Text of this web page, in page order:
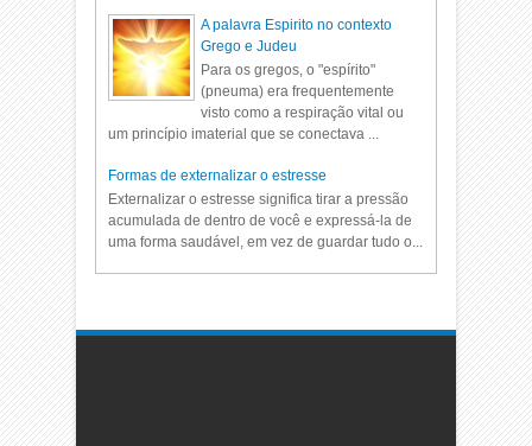
A palavra Espirito no contexto
Grego e Judeu
Para os gregos, o "espírito"
(pneuma) era frequentemente
visto como a respiração vital ou
um princípio imaterial que se conectava ...
Formas de externalizar o estresse
Externalizar o estresse significa tirar a pressão
acumulada de dentro de você e expressá-la de
uma forma saudável, em vez de guardar tudo o...